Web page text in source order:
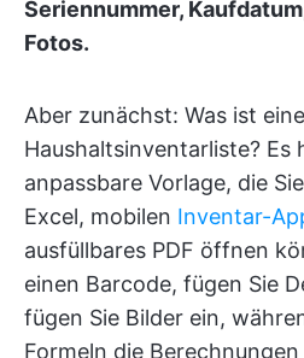
Seriennummer,
Fotos.
Aber zunächst: Was ist
Haushaltsinventarliste? Es
anpassbare Vorlage, die
Excel, mobilen Inventar-
ausfüllbares PDF öffnen
einen Barcode, fügen Sie
fügen Sie Bilder ein,
Formeln die